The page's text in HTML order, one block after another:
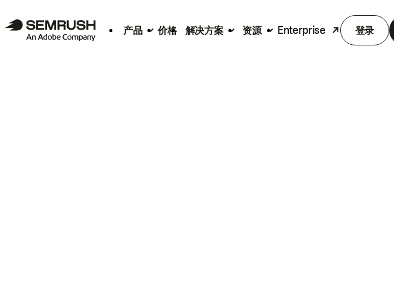
产品 价格 解决方案 资源 Enterprise 登录